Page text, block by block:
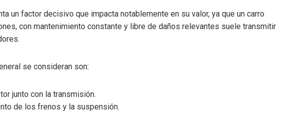
un factor decisivo que impacta notablemente en su valor, ya que un carro
con mantenimiento constante y libre de daños relevantes suele transmitir
se consideran son:
junto con la transmisión.
de los frenos y la suspensión.